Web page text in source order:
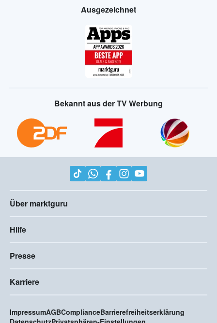
Ausgezeichnet
Bekannt aus der TV Werbung
Über marktguru
Hilfe
Presse
Karriere
ImpressumAGBComplianceBarrierefreiheitserklärung